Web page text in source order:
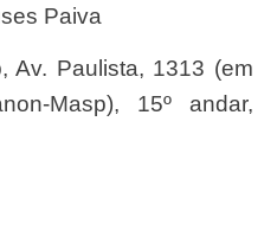
Paiva
Av. Paulista, 1313 (em
Masp), 15º andar,